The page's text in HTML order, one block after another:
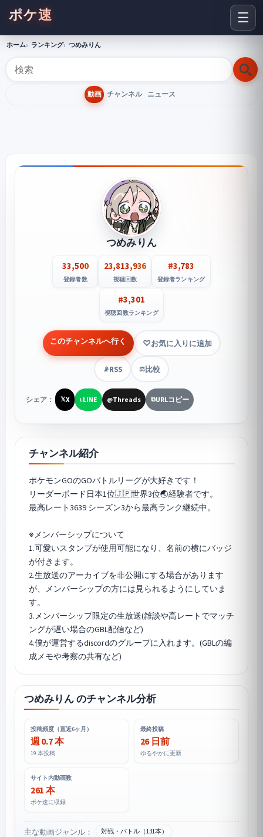
☰
ポケ速
ホーム ランキング つめみりん
動画 チャンネル ニュース
つめみりん
33,500
登録者数
23,813,936
視聴回数
#3,783
登録者ランキング
#3,301
視聴回数ランキング
このチャンネルへ行く お気に入りに追加
📡RSS ⚖️比較
シェア： 𝕏X LLINE @Threads ⧉URLコピー
チャンネル紹介
ポケモンGOのGOバトルリーグが大好きです！
リーダーボード日本1位🇯🇵世界3位🌏経験者です。
最高レート3639 シーズン3から最高ランク継続中。
※メンバーシップについて
1.可愛いスタンプが使用可能になり、名前の横にバッジ
が付きます。
2.生放送のアーカイブを非公開にする場合があります
が、メンバーシップの方には見られるようにしていま
す。
3.メンバーシップ限定の生放送(雑談や高レートでマッチ
ングが遅い場合のGBL配信など)
4.僕が運営するdiscordのグループに入れます。(GBLの編
成メモや考察の共有など)
つめみりん のチャンネル分析
投稿頻度（直近6ヶ月）
週 0.7 本
19 本投稿
最終投稿
26 日前
ゆるやかに更新
サイト内動画数
261 本
ポケ速に収録
主な動画ジャンル：
対戦・バトル（131本）